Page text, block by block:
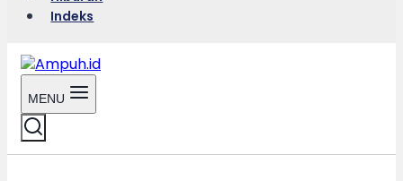
Indeks
MENU